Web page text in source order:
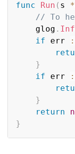
func
Run ( s *
// To
	glog
.
if err
}
if err
}
return
}